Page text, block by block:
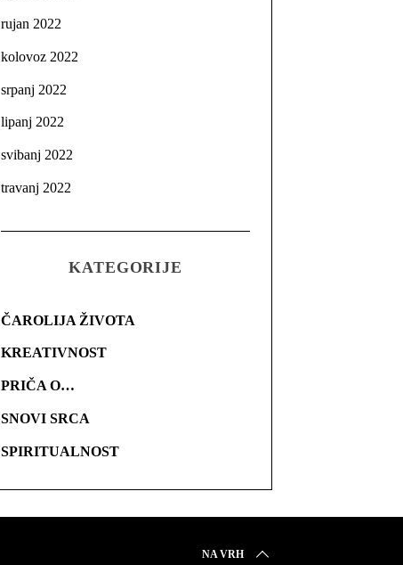
rujan 2022
kolovoz 2022
srpanj 2022
lipanj 2022
svibanj 2022
travanj 2022
KATEGORIJE
ČAROLIJA ŽIVOTA
KREATIVNOST
PRIČA O…
SNOVI SRCA
SPIRITUALNOST
NA VRH